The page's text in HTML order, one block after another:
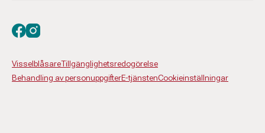
VisselblåsareTillgänglighetsredogörelse
Behandling av personuppgifterE-tjänstenCookieinställningar
Besök oss på facebook
Besök oss på instagram